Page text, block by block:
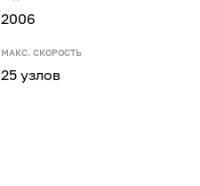
2006
МАКС. СКОРОСТЬ
25 узлов